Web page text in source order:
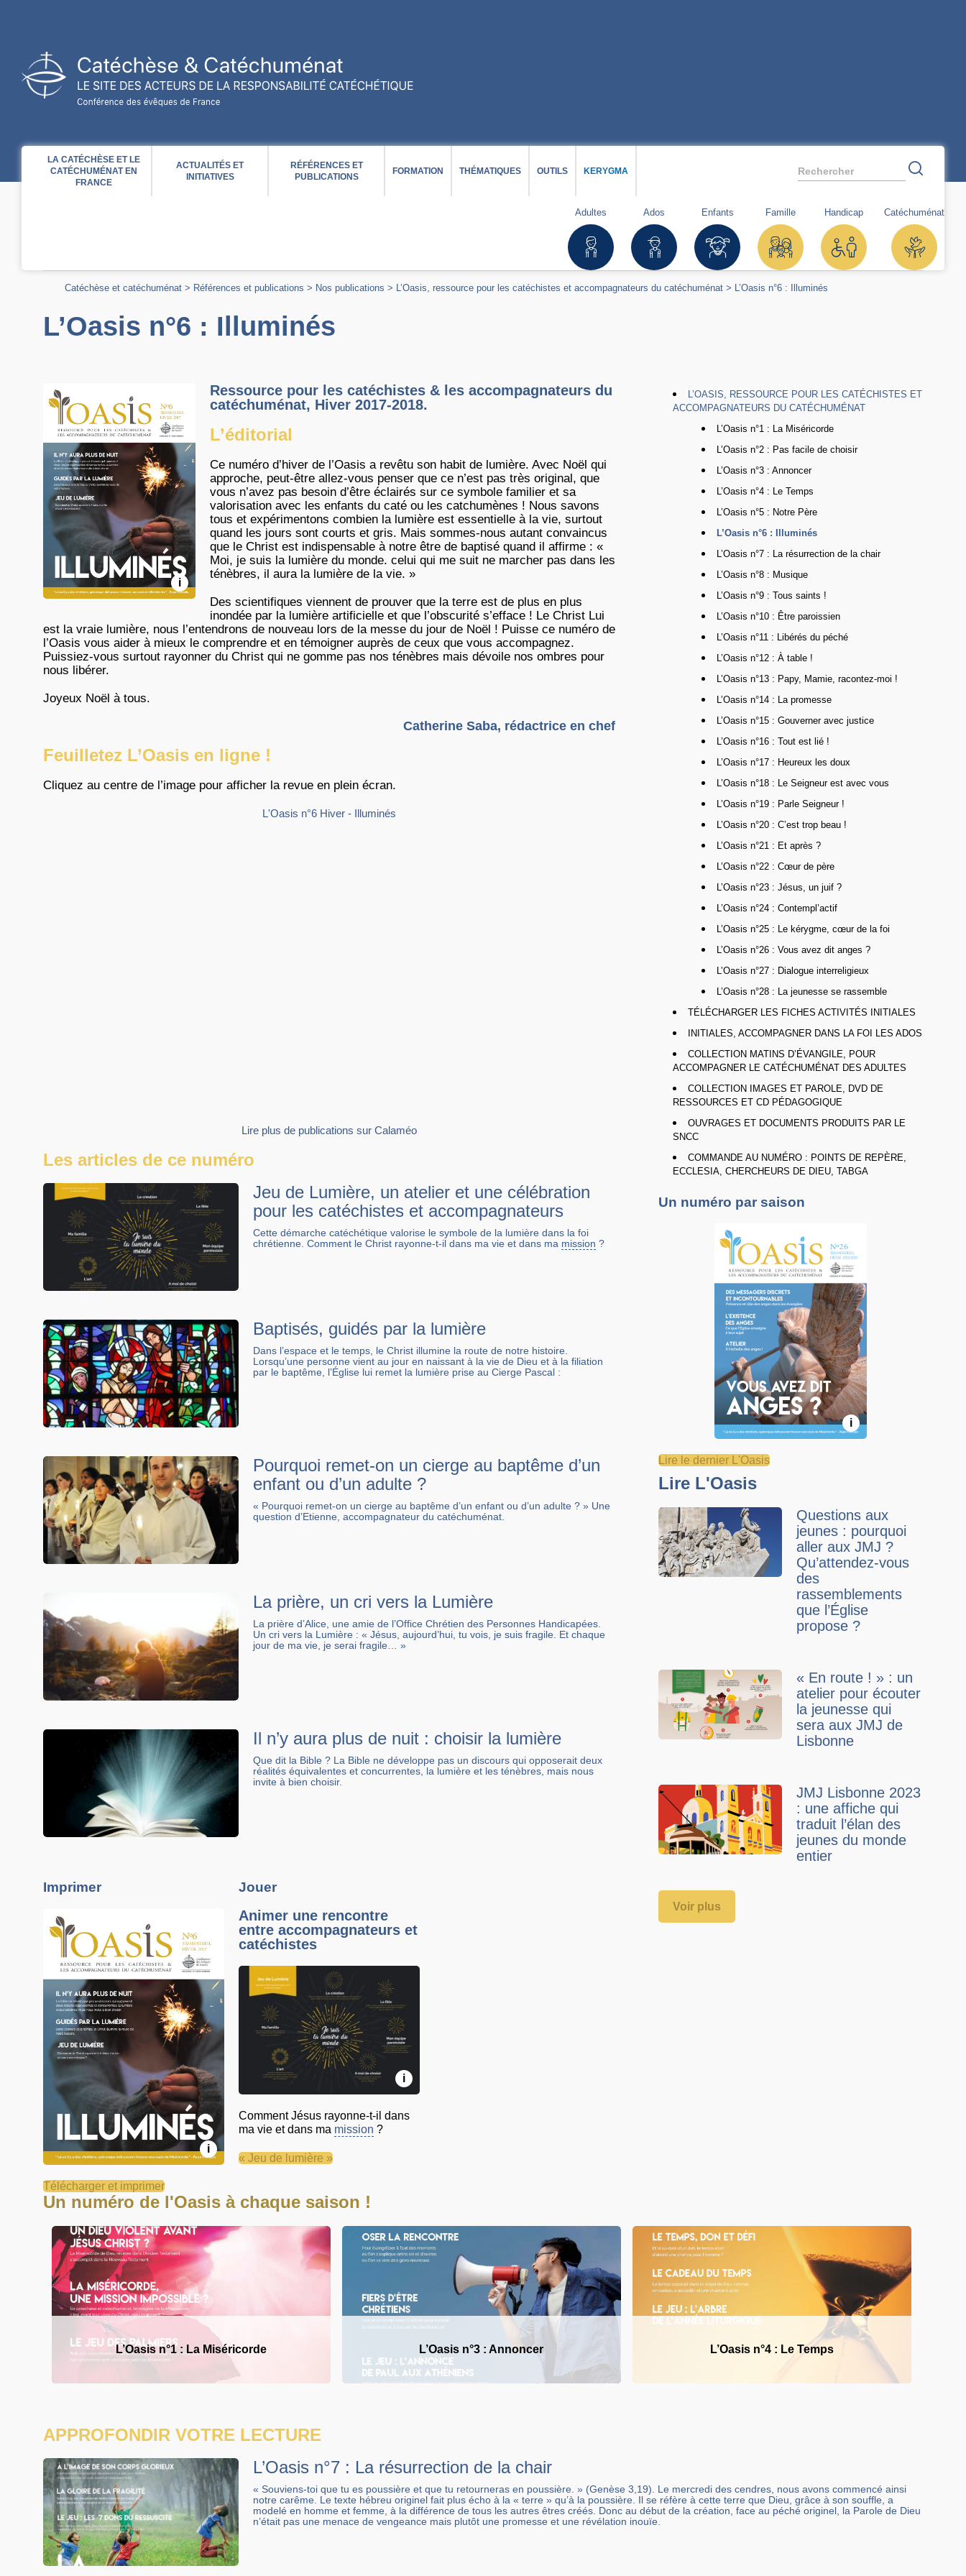
Rechercher
LA CATÉCHÈSE ET LE
CATÉCHUMÉNAT EN
FRANCE
ACTUALITÉS ET
INITIATIVES
RÉFÉRENCES ET
PUBLICATIONS
FORMATION THÉMATIQUES OUTILS KERYGMA
Adultes Ados Enfants Famille Handicap Catéchuménat
Catéchèse et catéchuménat > Références et publications > Nos publications > L’Oasis, ressource pour les catéchistes et accompagnateurs du catéchuménat > L’Oasis n°6 : Illuminés
L’Oasis n°6 : Illuminés
i
Ressource pour les catéchistes & les accompagnateurs du
catéchuménat, Hiver 2017-2018.
L’éditorial
Ce numéro d’hiver de l’Oasis a revêtu son habit de lumière. Avec Noël qui
approche, peut-être allez-vous penser que ce n’est pas très original, que
vous n’avez pas besoin d’être éclairés sur ce symbole familier et sa
valorisation avec les enfants du caté ou les catchumènes ! Nous savons
tous et expérimentons combien la lumière est essentielle à la vie, surtout
quand les jours sont courts et gris. Mais sommes-nous autant convaincus
que le Christ est indispensable à notre être de baptisé quand il affirme : «
Moi, je suis la lumière du monde. celui qui me suit ne marcher pas dans les
ténèbres, il aura la lumière de la vie. »
Des scientifiques viennent de prouver que la terre est de plus en plus
inondée par la lumière artificielle et que l’obscurité s’efface ! Le Christ Lui
est la vraie lumière, nous l’entendrons de nouveau lors de la messe du jour de Noël ! Puisse ce numéro de
l’Oasis vous aider à mieux le comprendre et en témoigner auprès de ceux que vous accompagnez.
Puissiez-vous surtout rayonner du Christ qui ne gomme pas nos ténèbres mais dévoile nos ombres pour
nous libérer.
Joyeux Noël à tous.
Catherine Saba, rédactrice en chef
Feuilletez L’Oasis en ligne !
Cliquez au centre de l’image pour afficher la revue en plein écran.
L'Oasis n°6 Hiver - Illuminés
Lire plus de publications sur Calaméo
Les articles de ce numéro
Jeu de Lumière, un atelier et une célébration
pour les catéchistes et accompagnateurs
Cette démarche catéchétique valorise le symbole de la lumière dans la foi
chrétienne. Comment le Christ rayonne-t-il dans ma vie et dans ma mission ?
Baptisés, guidés par la lumière
Dans l’espace et le temps, le Christ illumine la route de notre histoire.
Lorsqu’une personne vient au jour en naissant à la vie de Dieu et à la filiation
par le baptême, l’Église lui remet la lumière prise au Cierge Pascal :
Pourquoi remet-on un cierge au baptême d’un
enfant ou d’un adulte ?
« Pourquoi remet-on un cierge au baptême d’un enfant ou d’un adulte ? » Une
question d’Etienne, accompagnateur du catéchuménat.
La prière, un cri vers la Lumière
La prière d’Alice, une amie de l’Office Chrétien des Personnes Handicapées.
Un cri vers la Lumière : « Jésus, aujourd’hui, tu vois, je suis fragile. Et chaque
jour de ma vie, je serai fragile… »
Il n’y aura plus de nuit : choisir la lumière
Que dit la Bible ? La Bible ne développe pas un discours qui opposerait deux
réalités équivalentes et concurrentes, la lumière et les ténèbres, mais nous
invite à bien choisir.
Imprimer
i
Télécharger et imprimer
Jouer
Animer une rencontre
entre accompagnateurs et
catéchistes
i
Comment Jésus rayonne-t-il dans
ma vie et dans ma mission ?
« Jeu de lumière »
L’OASIS, RESSOURCE POUR LES CATÉCHISTES ET
ACCOMPAGNATEURS DU CATÉCHUMÉNAT
L’Oasis n°1 : La Miséricorde
L’Oasis n°2 : Pas facile de choisir
L’Oasis n°3 : Annoncer
L’Oasis n°4 : Le Temps
L’Oasis n°5 : Notre Père
L’Oasis n°6 : Illuminés
L’Oasis n°7 : La résurrection de la chair
L’Oasis n°8 : Musique
L’Oasis n°9 : Tous saints !
L’Oasis n°10 : Être paroissien
L’Oasis n°11 : Libérés du péché
L’Oasis n°12 : À table !
L’Oasis n°13 : Papy, Mamie, racontez-moi !
L’Oasis n°14 : La promesse
L’Oasis n°15 : Gouverner avec justice
L’Oasis n°16 : Tout est lié !
L’Oasis n°17 : Heureux les doux
L’Oasis n°18 : Le Seigneur est avec vous
L’Oasis n°19 : Parle Seigneur !
L’Oasis n°20 : C’est trop beau !
L’Oasis n°21 : Et après ?
L’Oasis n°22 : Cœur de père
L’Oasis n°23 : Jésus, un juif ?
L’Oasis n°24 : Contempl’actif
L’Oasis n°25 : Le kérygme, cœur de la foi
L’Oasis n°26 : Vous avez dit anges ?
L’Oasis n°27 : Dialogue interreligieux
L’Oasis n°28 : La jeunesse se rassemble
TÉLÉCHARGER LES FICHES ACTIVITÉS INITIALES
INITIALES, ACCOMPAGNER DANS LA FOI LES ADOS
COLLECTION MATINS D’ÉVANGILE, POUR
ACCOMPAGNER LE CATÉCHUMÉNAT DES ADULTES
COLLECTION IMAGES ET PAROLE, DVD DE
RESSOURCES ET CD PÉDAGOGIQUE
OUVRAGES ET DOCUMENTS PRODUITS PAR LE
SNCC
COMMANDE AU NUMÉRO : POINTS DE REPÈRE,
ECCLESIA, CHERCHEURS DE DIEU, TABGA
Un numéro par saison
i
Lire le dernier L'Oasis
Lire L'Oasis
Questions aux
jeunes : pourquoi
aller aux JMJ ?
Qu’attendez-vous
des
rassemblements
que l’Église
propose ?
« En route ! » : un
atelier pour écouter
la jeunesse qui
sera aux JMJ de
Lisbonne
JMJ Lisbonne 2023
: une affiche qui
traduit l’élan des
jeunes du monde
entier
Voir plus
Un numéro de l'Oasis à chaque saison !
L’Oasis n°1 : La Miséricorde L’Oasis n°3 : Annoncer L’Oasis n°4 : Le Temps
APPROFONDIR VOTRE LECTURE
L’Oasis n°7 : La résurrection de la chair
« Souviens-toi que tu es poussière et que tu retourneras en poussière. » (Genèse 3,19). Le mercredi des cendres, nous avons commencé ainsi
notre carême. Le texte hébreu originel fait plus écho à la « terre » qu’à la poussière. Il se réfère à cette terre que Dieu, grâce à son souffle, a
modelé en homme et femme, à la différence de tous les autres êtres créés. Donc au début de la création, face au péché originel, la Parole de Dieu
n’était pas une menace de vengeance mais plutôt une promesse et une révélation inouïe.